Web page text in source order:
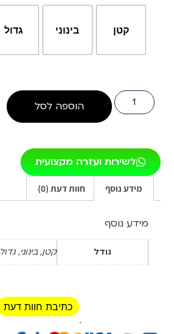
קטן בינוני גדול
הוספה לסל
לשירות ועזרה מקצועית
מידע נוסף חוות דעת (0)
מידע נוסף
גודל קטן, בינוני, גדול
כתיבת חוות דעת
רכישה מאובטחת!